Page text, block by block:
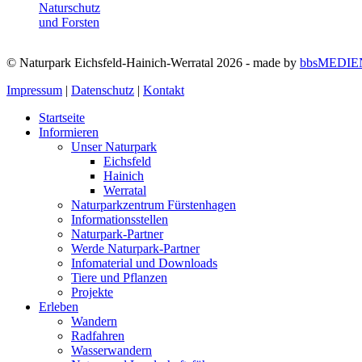
© Naturpark Eichsfeld-Hainich-Werratal 2026 - made by
Impressum | Datenschutz | Kontakt
Startseite
Informieren
Unser Naturpark
Eichsfeld
Hainich
Werratal
Naturparkzentrum Fürstenhagen
Informationsstellen
Naturpark-Partner
Werde Naturpark-Partner
Infomaterial und Downloads
Tiere und Pflanzen
Projekte
Erleben
Wandern
Radfahren
Wasserwandern